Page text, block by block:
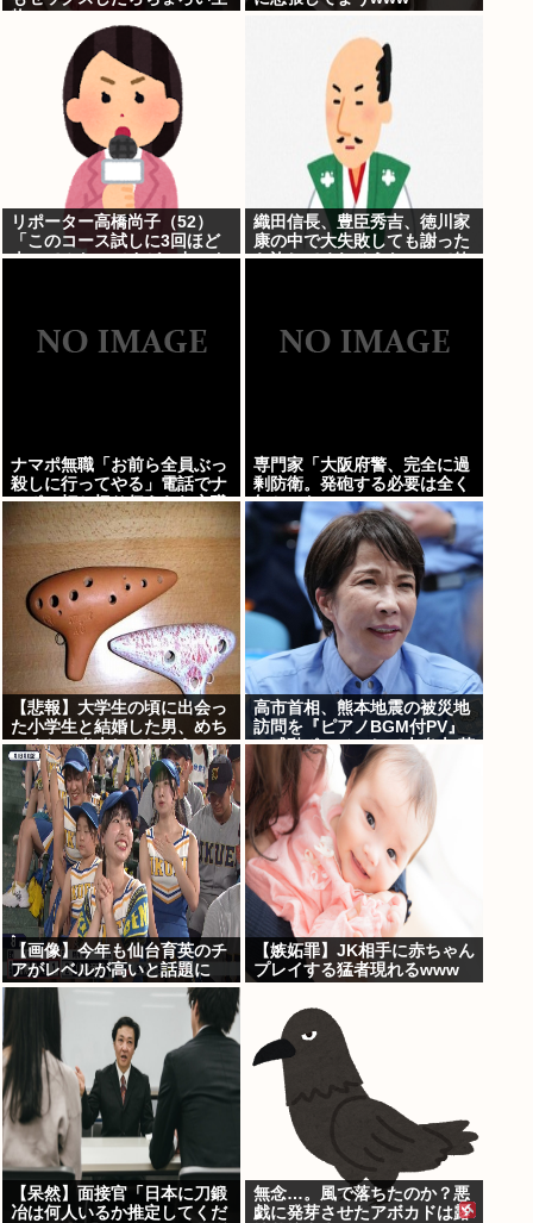
リポーター高橋尚子（52）
「このコース試しに3回ほど
走ってみたのですが、中々タ
織田信長、豊臣秀吉、徳川家
康の中で大失敗しても謝った
ら許してくれそうなのって徳
ナマポ無職「お前ら全員ぶっ
殺しに行ってやる」電話でナ
マポの打ち切り伝えられ市職
員を脅す
専門家「大阪府警、完全に過
剰防衛。発砲する必要は全く
無かった」
【悲報】大学生の頃に出会っ
た小学生と結婚した男、めち
ゃくちゃ炎上してしまう
www
高市首相、熊本地震の被災地
訪問を『ピアノBGM付PV』
の感動ポルノにして大炎上 芥
川賞作家ぶちぎれ「アホ
か！」
【画像】今年も仙台育英のチ
アがレベルが高いと話題に
【嫉妬罪】JK相手に赤ちゃん
プレイする猛者現れるwww
【呆然】面接官「日本に刀鍛
冶は何人いるか推定してくだ
無念…。風で落ちたのか？悪
戯に発芽させたアボカドは露